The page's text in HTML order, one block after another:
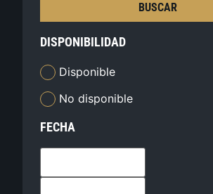
BUSCAR
DISPONIBILIDAD
Disponible
No disponible
FECHA